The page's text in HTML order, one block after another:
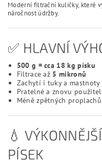
Moderní filtrační kuličky, které
náročnost údržby.
✅ HLAVNÍ
500 g = cca 18 kg písku
Filtrace až 5 mikronů
Zachytí i tuky a mastnoty
Pratelné a znovu
Méně zpětných proplachů
💧
PÍSEK